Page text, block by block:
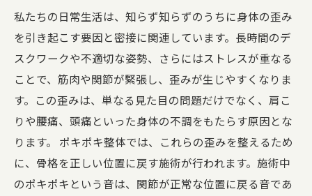
日常生活に取り入れたい！メンテナンスの重要
性
快適な生活を取り戻すために：身体の歪みを解
消しよう
私たちの日常生活は、知らず知らずのうちに身体の歪み
を引き起こす要因と密接に関連しています。長時間のデ
スクワークや不適切な姿勢、さらにはストレスが重なる
ことで、筋肉や関節が緊張し、歪みが生じやすくなりま
す。この歪みは、単なる見た目の問題だけでなく、肩こ
りや腰痛、頭痛といった身体の不調をもたらす原因とな
ります。 ポキポキ整体では、これらの歪みを整えるため
に、骨格を正しい位置に戻す施術が行われます。施術中
のポキポキという音は、関節が正常な位置に戻る音であ